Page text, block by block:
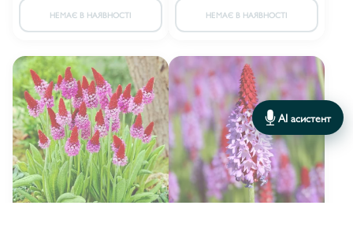
НЕМАЄ В НАЯВНОСТІ НЕМАЄ В НАЯВНОСТІ
AI асистент